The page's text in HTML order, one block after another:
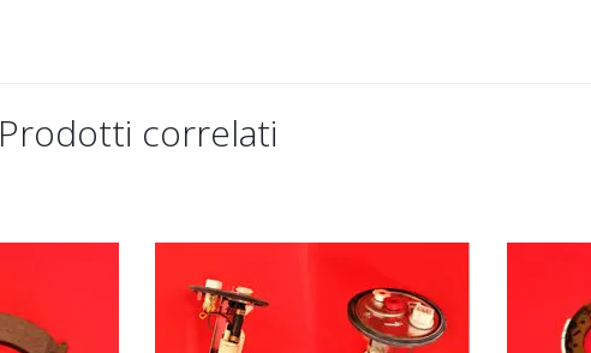
Prodotti correlati